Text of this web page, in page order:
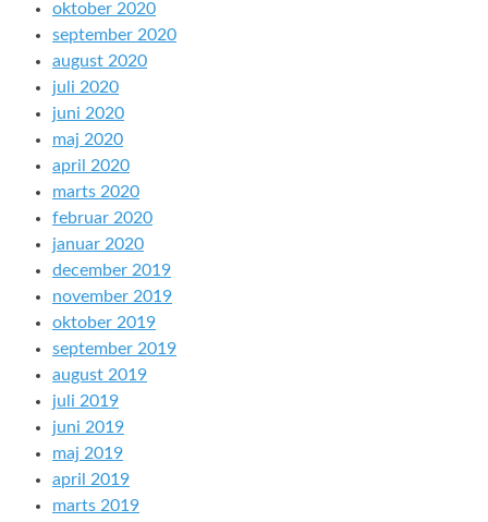
oktober 2020
september 2020
august 2020
juli 2020
juni 2020
maj 2020
april 2020
marts 2020
februar 2020
januar 2020
december 2019
november 2019
oktober 2019
september 2019
august 2019
juli 2019
juni 2019
maj 2019
april 2019
marts 2019